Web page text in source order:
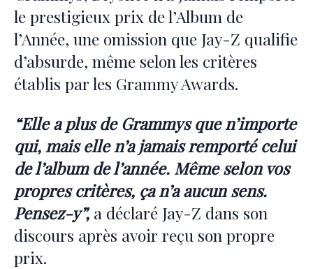
le prestigieux prix de l’Album de
l’Année, une omission que Jay-Z qualifie
d’absurde, même selon les critères
établis par les Grammy Awards.
“Elle a plus de Grammys que n’importe
qui, mais elle n’a jamais remporté celui
de l’album de l’année. Même selon vos
propres critères, ça n’a aucun sens.
Pensez-y”, a déclaré Jay-Z dans son
discours après avoir reçu son propre
prix.